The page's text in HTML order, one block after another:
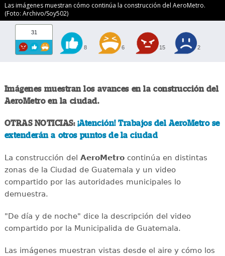
Las imágenes muestran cómo continúa la construcción del AeroMetro.
(Foto: Archivo/Soy502)
31
8 6 15 2
Imágenes muestran los avances en la construcción del
AeroMetro en la ciudad.
OTRAS NOTICIAS: ¡Atención! Trabajos del AeroMetro se
extenderán a otros puntos de la ciudad
La construcción del AeroMetrocontinúa en distintas
zonas de la Ciudad de Guatemala y un video
compartido por las autoridades municipales lo
demuestra.
"De día y de noche" dice la descripción del video
compartido por la Municipalida de Guatemala.
Las imágenes muestran vistas desde el aire y cómo los